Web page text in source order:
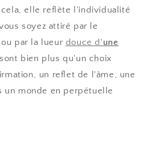
elle reflète l'individualité
soyez attiré par le
par la lueur douce d'une
bien plus qu'un choix
un reflet de l'âme, une
un monde en perpétuelle